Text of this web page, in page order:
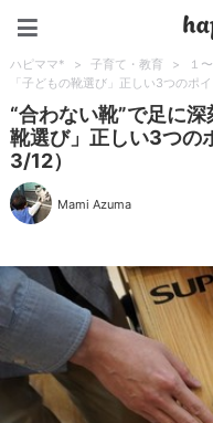
ハピママ* > 子育て・教育 > １
「子どもの靴選び」正しい3つのポ
“合わない靴”で足に
靴選び」正しい3つの
3/12）
Mami Azuma